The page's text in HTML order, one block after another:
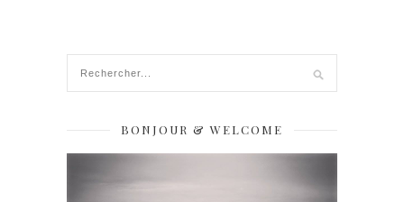
BONJOUR & WELCOME